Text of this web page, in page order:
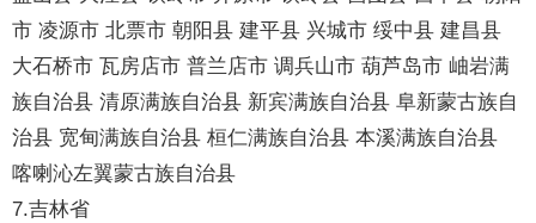
市 凌源市 北票市 朝阳县 建平县 兴城市 绥中县 建昌县
大石桥市 瓦房店市 普兰店市 调兵山市 葫芦岛市 岫岩满
族自治县 清原满族自治县 新宾满族自治县 阜新蒙古族自
治县 宽甸满族自治县 桓仁满族自治县 本溪满族自治县
喀喇沁左翼蒙古族自治县
7.吉林省